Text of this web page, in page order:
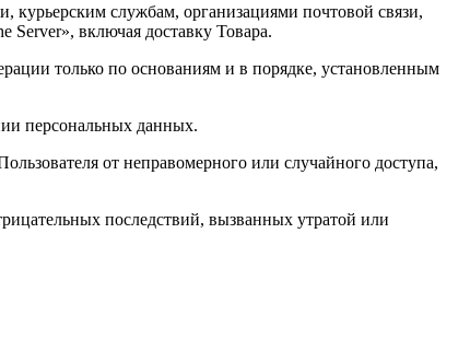
курьерским службам, организациями почтовой связи,
Server», включая доставку Товара.
только по основаниям и в порядке, установленным
персональных данных.
от неправомерного или случайного доступа,
последствий, вызванных утратой или